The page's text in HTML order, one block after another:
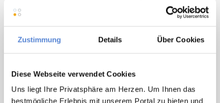
Zustimmung Details Über Cookies
Diese Webseite verwendet Cookies
Uns liegt Ihre Privatsphäre am Herzen. Um Ihnen das
bestmögliche Erlebnis mit unserem Portal zu bieten und
Betreuer haben Zugriff auf Ihre Daten.
Erst nach Ihrer Freigabe
zu einem konkreten
gewünschten Praxen weiter.
AGBdes Deutscher Hausarzt Service Kundenkontos
sowie den Datenschutzbestimmungen der Deutscher
Hausarzt Service, Talentzeit GmbH, 33611 Bielefeld. zu.